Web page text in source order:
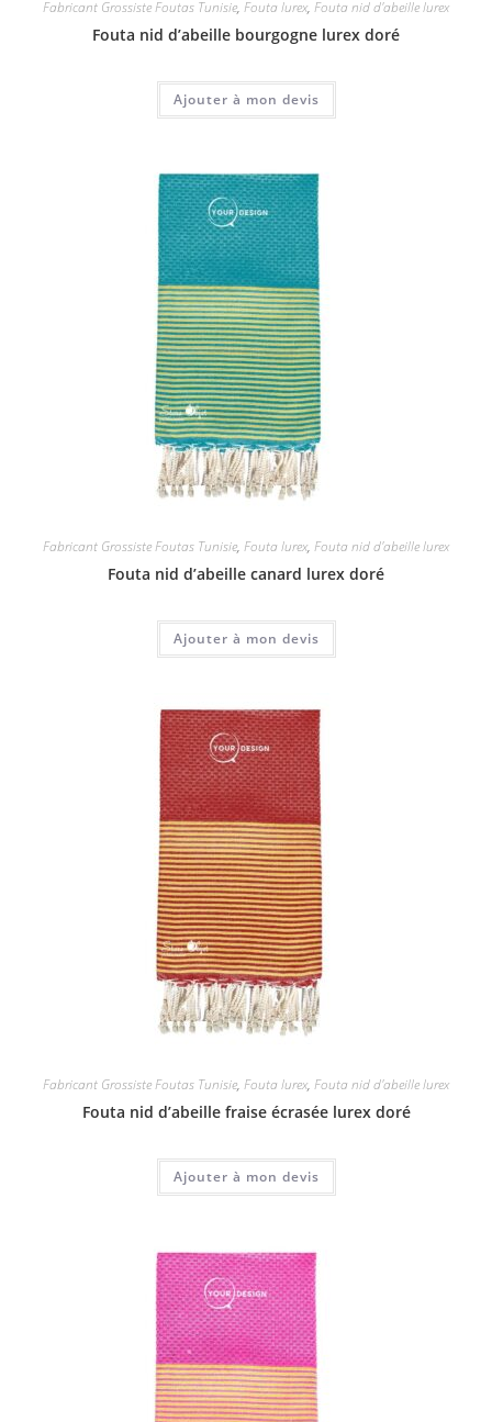
Fabricant Grossiste Foutas Tunisie, Fouta lurex, Fouta nid d'abeille lurex
Fouta nid d’abeille bourgogne lurex doré
Ajouter à mon devis
Fabricant Grossiste Foutas Tunisie, Fouta lurex, Fouta nid d'abeille lurex
Fouta nid d’abeille canard lurex doré
Ajouter à mon devis
Fabricant Grossiste Foutas Tunisie, Fouta lurex, Fouta nid d'abeille lurex
Fouta nid d’abeille fraise écrasée lurex doré
Ajouter à mon devis